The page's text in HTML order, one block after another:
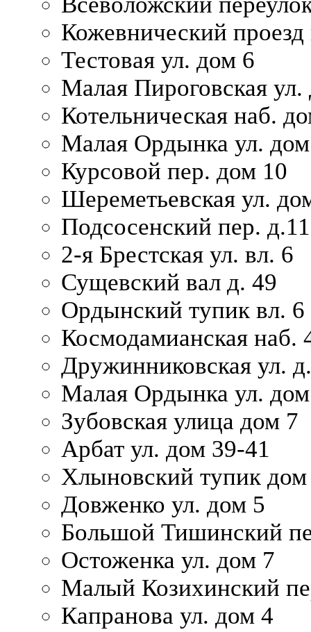
Кожевнический проезд
Тестовая ул. дом 6
Малая Пироговская
Котельническая наб.
Малая Ордынка ул.
Курсовой пер. дом 10
Шереметьевская ул.
Подсосенский пер. д.11
2-я Брестская ул. вл. 6
Сущевский вал д. 49
Ордынский тупик вл. 6
Космодамианская наб.
Дружинниковская ул.
Малая Ордынка ул.
Зубовская улица дом 7
Арбат ул. дом 39-41
Хлыновский тупик
Довженко ул. дом 5
Большой Тишинский
Остоженка ул. дом 7
Малый Козихинский
Капранова ул. дом 4